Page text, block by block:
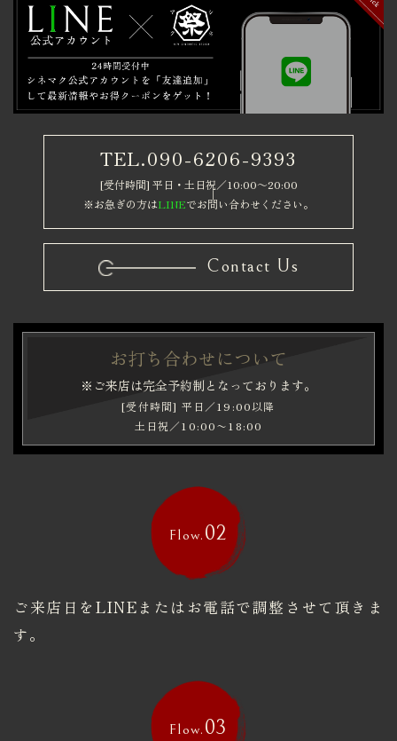
TEL.090-6206-9393
[受付時間] 平日・土日祝／10:00～20:00
※お急ぎの方はLINEでお問い合わせください。
Contact Us
お打ち合わせについて
※ご来店は完全予約制となっております。
[受付時間] 平日／19:00以降
土日祝／10:00〜18:00
Flow. 02
ご来店日をLINEまたはお電話で調整させて頂きま
す。
Flow. 03